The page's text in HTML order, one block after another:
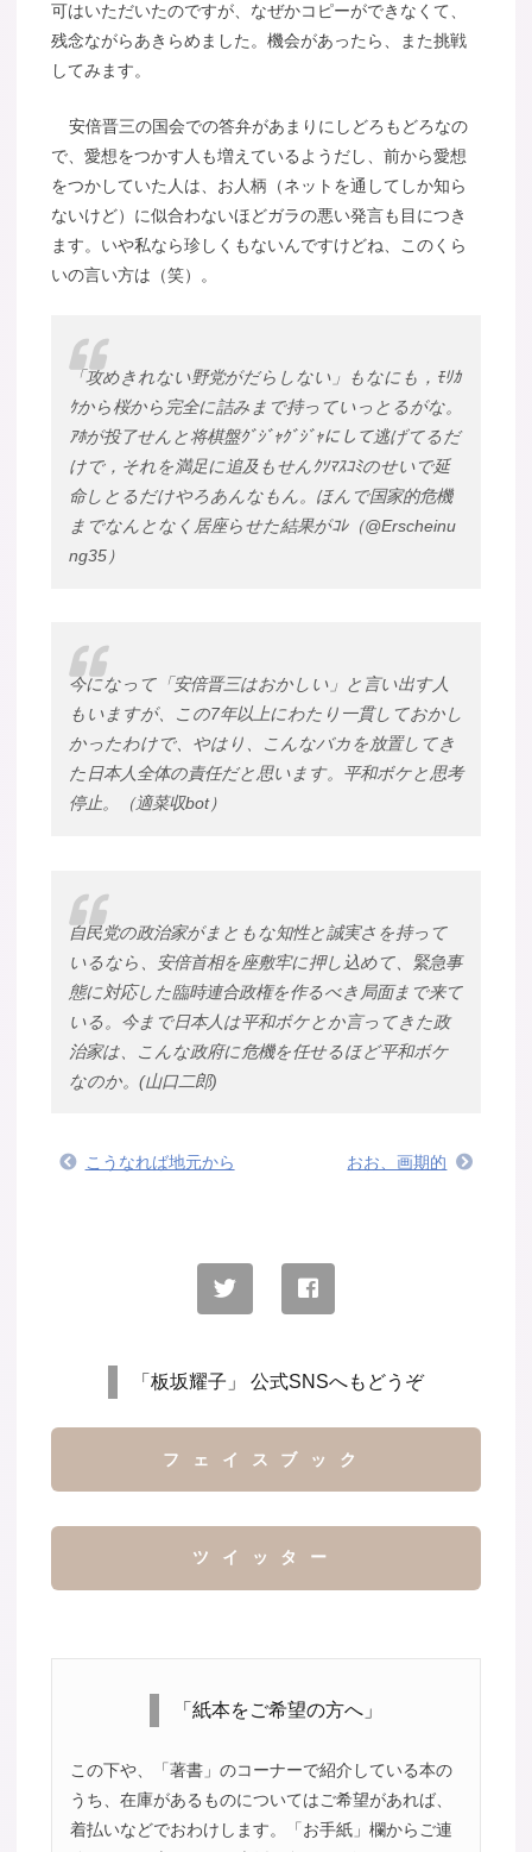
可はいただいたのですが、なぜかコピーができなくて、
残念ながらあきらめました。機会があったら、また挑戦
してみます。
安倍晋三の国会での答弁があまりにしどろもどろなの
で、愛想をつかす人も増えているようだし、前から愛想
をつかしていた人は、お人柄（ネットを通してしか知ら
ないけど）に似合わないほどガラの悪い発言も目につき
ます。いや私なら珍しくもないんですけどね、このくら
いの言い方は（笑）。
「攻めきれない野党がだらしない」もなにも，ﾓﾘｶ
ｹから桜から完全に詰みまで持っていっとるがな。
ｱﾎが投了せんと将棋盤ｸﾞｼﾞｬｸﾞｼﾞｬにして逃げてるだ
けで，それを満足に追及もせんｸｿﾏｽｺﾐのせいで延
命しとるだけやろあんなもん。ほんで国家的危機
までなんとなく居座らせた結果がｺﾚ（@Erscheinu
ng35）
今になって「安倍晋三はおかしい」と言い出す人
もいますが、この7年以上にわたり一貫しておかし
かったわけで、やはり、こんなバカを放置してき
た日本人全体の責任だと思います。平和ボケと思考
停止。（適菜収bot）
自民党の政治家がまともな知性と誠実さを持って
いるなら、安倍首相を座敷牢に押し込めて、緊急事
態に対応した臨時連合政権を作るべき局面まで来て
いる。今まで日本人は平和ボケとか言ってきた政
治家は、こんな政府に危機を任せるほど平和ボケ
なのか。(山口二郎)
こうなれば地元から おお、画期的
「板坂耀子」 公式SNSへもどうぞ
フェイスブック
ツイッター
「紙本をご希望の方へ」
この下や、「著書」のコーナーで紹介している本の
うち、在庫があるものについてはご希望があれば、
着払いなどでおわけします。「お手紙」欄からご連